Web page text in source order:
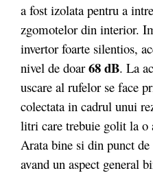
a fost izolata pentru a
zgomotelor din interior.
invertor foarte silentios,
nivel de doar 68 dB. La
uscare al rufelor se face
colectata in cadrul unui
litri care trebuie golit la o
Arata bine si din punct
avand un aspect general